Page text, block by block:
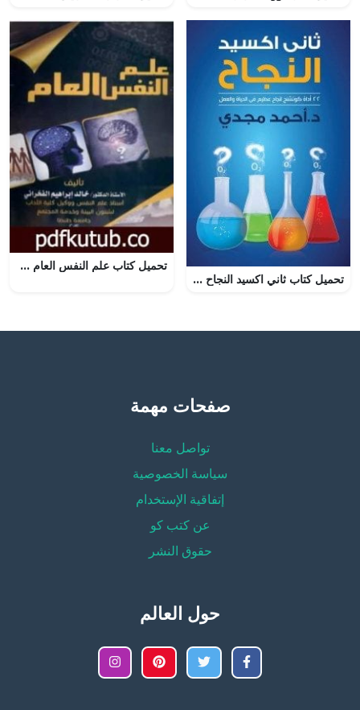
تحميل كتاب ثاني اكسيد النجاح للكاتب احمد مجدي PDF مجانا
تحميل كتاب علم النفس العام PDF تأليف خالد إبراهيم الفخراني مجانا [كامل]
صفحات مهمة
تواصل معنا
سياسة الخصوصية
إتفاقية الإستخدام
عن كتب كو
حقوق النشر
حول العالم